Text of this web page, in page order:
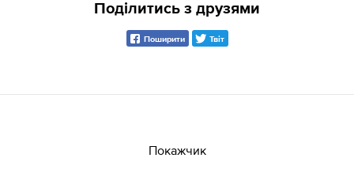
Поділитись з друзями
Поширити Твіт
Покажчик